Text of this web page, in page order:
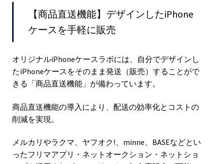
【商品直送機能】デザインしたiPhone
ケースを手軽に販売
オリジナルiPhoneケースラボには、自分でデザインし
たiPhoneケースをそのまま発送（販売）することがで
きる「商品直送機能」が備わっています。
商品直送機能の導入により、配送の効率化とコストの
削減を実現。
メルカリやラクマ、ヤフオク!、minne、BASEなどとい
ったフリマアプリ・ネットオークション・ネットショ